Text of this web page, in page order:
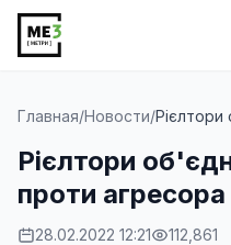
Главная/Новости/
Рієлтори
проти агресора
28.02.2022 12:21 112,861